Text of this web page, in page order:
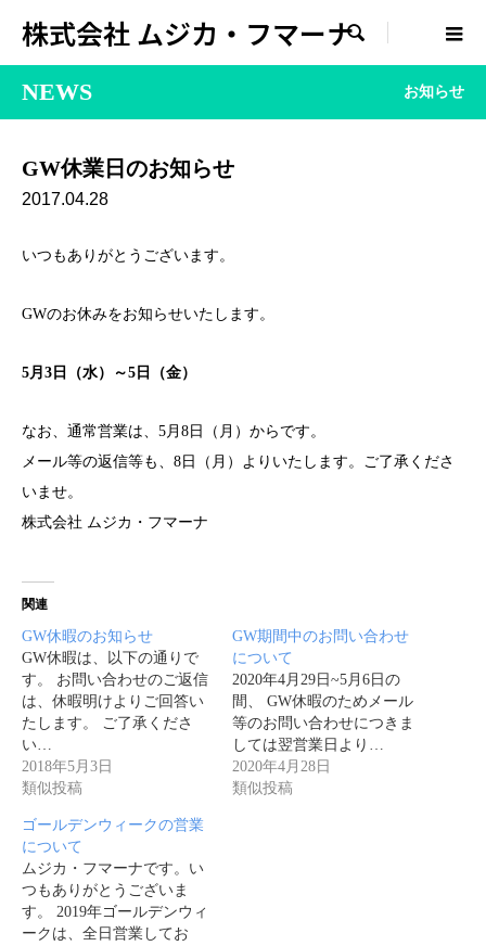
株式会社 ムジカ・フマーナ
NEWS お知らせ
GW休業日のお知らせ
2017.04.28
いつもありがとうございます。
GWのお休みをお知らせいたします。
5月3日（水）～5日（金）
なお、通常営業は、5月8日（月）からです。
メール等の返信等も、8日（月）よりいたします。ご了承くださ
いませ。
株式会社 ムジカ・フマーナ
関連
GW休暇のお知らせ
GW休暇は、以下の通りで
す。 お問い合わせのご返信
は、休暇明けよりご回答い
たします。 ご了承くださ
い…
2018年5月3日
類似投稿
GW期間中のお問い合わせ
について
2020年4月29日~5月6日の
間、 GW休暇のためメール
等のお問い合わせにつきま
しては翌営業日より…
2020年4月28日
類似投稿
ゴールデンウィークの営業
について
ムジカ・フマーナです。い
つもありがとうございま
す。 2019年ゴールデンウィ
ークは、全日営業してお